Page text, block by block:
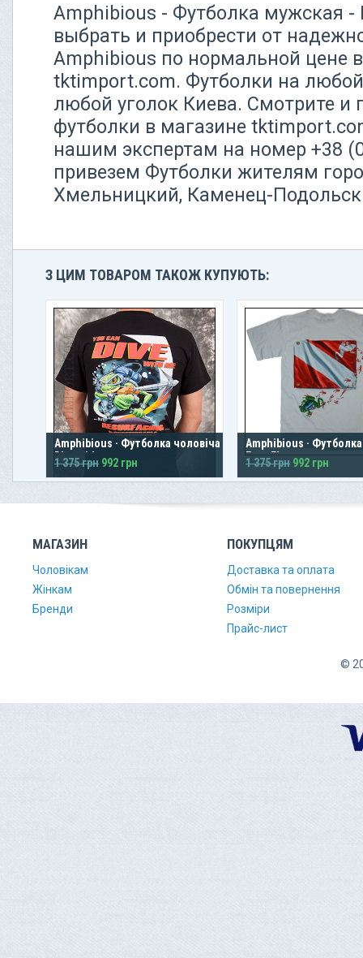
Amphibious - Футболка мужская -
выбрать и приобрести от
Amphibious по нормальной цене
tktimport.com. Футболки на любой
любой уголок Киева. Смотрите и
футболки в магазине
нашим экспертам на номер +38
привезем Футболки жителям
Хмельницкий, Каменец-
З ЦИМ ТОВАРОМ ТАКОЖ КУПУЮТЬ:
Amphibious · Футболка чоловіча ·
Dive with me
1 375 грн 992 грн
Amphibious · Футболка
Frog Flag
1 375 грн 992 грн
МАГАЗИН
Чоловікам
Жінкам
Бренди
ПОКУПЦЯМ
Доставка та оплата
Обмін та повернення
Розміри
Прайс-лист
©